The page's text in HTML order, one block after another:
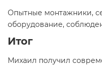
Опытные монтажники,
оборудование,
Итог
Михаил получил